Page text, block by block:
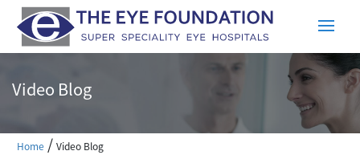
Video Blog
Home / Video Blog